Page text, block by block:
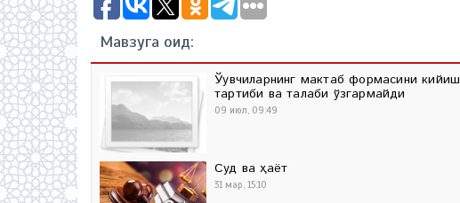
Мавзуга оид:
Ўқувчиларнинг мактаб формасини кийиш
тартиби ва талаби ўзгармайди
09 июл, 09:49
Суд ва ҳаёт
31 мар, 15:10